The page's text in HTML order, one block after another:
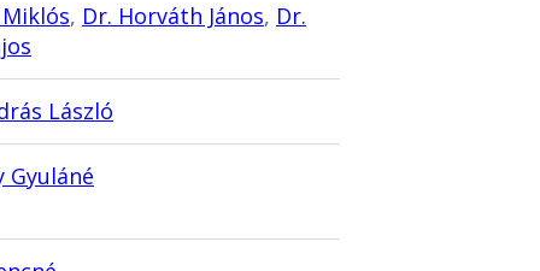
, Dr. Horváth János, Dr.
László
Gyuláné